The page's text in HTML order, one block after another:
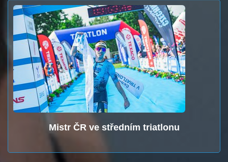
Mistr ČR ve středním triatlonu